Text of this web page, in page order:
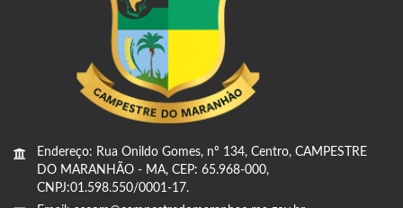
Endereço: Rua Onildo Gomes, nº 134, Centro, CAMPESTRE
DO MARANHÃO - MA, CEP: 65.968-000,
CNPJ:01.598.550/0001-17.